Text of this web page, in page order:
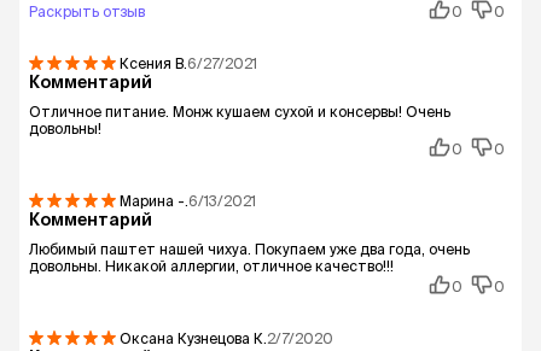
Раскрыть отзыв
0 0
Ксения В. 6/27/2021
Комментарий
Отличное питание. Монж кушаем сухой и консервы! Очень
довольны!
0
0
Марина -. 6/13/2021
Комментарий
Любимый паштет нашей чихуа. Покупаем уже два года, очень
довольны. Никакой аллергии, отличное качество!!!
0
0
Оксана Кузнецова К. 2/7/2020